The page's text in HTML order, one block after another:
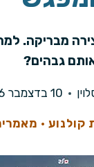
מבריקה.
גבהים?
10 בדצמבר 2016
קולנוע·